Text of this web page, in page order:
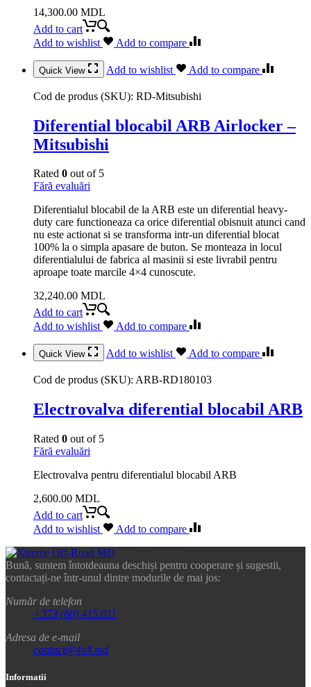
14,300.00 MDL
Add to cart
Add to wishlist
Add to compare
Quick View Add to wishlist Add to compare
Cod de produs (SKU): RD-Mitsubishi
Diferential blocabil ARB Airlocker –
Mitsubishi
Rated 0 out of 5
Fără evaluări
Diferentialul blocabil de la ARB este un diferential heavy-
duty care functioneaza ca orice diferential obisnuit atunci cand
nu este actionat si se transforma intr-un diferential blocat
100% la o simpla apasare de buton. Se monteaza in locul
diferentialului de fabrica al masinii si este livrabil pentru
aproape toate marcile 4×4 cunoscute.
32,240.00 MDL
Add to cart
Add to wishlist
Add to compare
Quick View Add to wishlist Add to compare
Cod de produs (SKU): ARB-RD180103
Electrovalva diferential blocabil ARB
Rated 0 out of 5
Fără evaluări
Electrovalva pentru diferentialul blocabil ARB
2,600.00 MDL
Add to cart
Add to wishlist
Add to compare
Bună, suntem întotdeauna deschiși pentru cooperare și sugestii,
contactați-ne într-unul dintre modurile de mai jos:
Număr de telefon
+373 (60) 415 011
Adresa de e-mail
contact@4x4.md
Informatii